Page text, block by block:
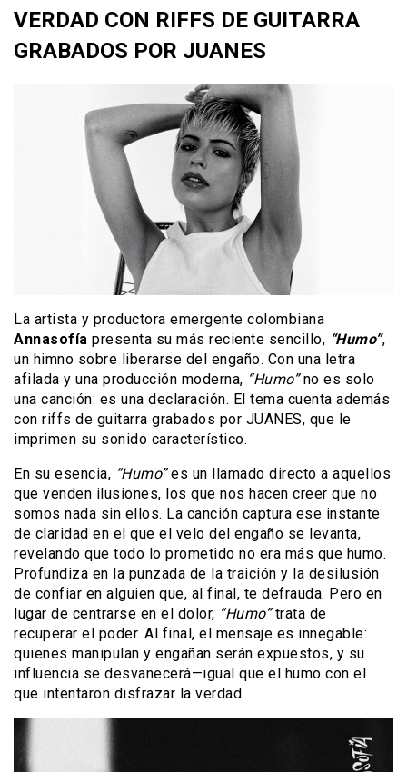
VERDAD CON RIFFS DE GUITARRA
GRABADOS POR JUANES
La artista y productora emergente colombiana
Annasofía presenta su más reciente sencillo, “Humo”,
un himno sobre liberarse del engaño. Con una letra
afilada y una producción moderna, “Humo”no es solo
una canción: es una declaración. El tema cuenta además
con riffs de guitarra grabados por JUANES, que le
imprimen su sonido característico.
En su esencia, “Humo”es un llamado directo a aquellos
que venden ilusiones, los que nos hacen creer que no
somos nada sin ellos. La canción captura ese instante
de claridad en el que el velo del engaño se levanta,
revelando que todo lo prometido no era más que humo.
Profundiza en la punzada de la traición y la desilusión
de confiar en alguien que, al final, te defrauda. Pero en
lugar de centrarse en el dolor, “Humo”trata de
recuperar el poder. Al final, el mensaje es innegable:
quienes manipulan y engañan serán expuestos, y su
influencia se desvanecerá—igual que el humo con el
que intentaron disfrazar la verdad.